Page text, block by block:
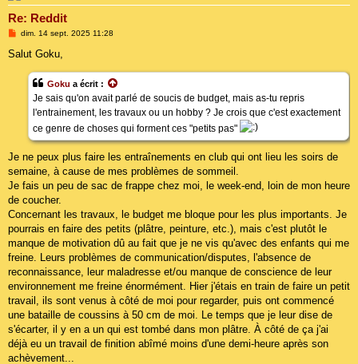
Re: Reddit
M
s
dim. 14 sept. 2025 11:28
Salut Goku,
Goku a écrit :
Je sais qu'on avait parlé de soucis de budget, mais as-tu repris
l'entrainement, les travaux ou un hobby ? Je crois que c'est exactement
ce genre de choses qui forment ces "petits pas"
Je ne peux plus faire les entraînements en club qui ont lieu les soirs de
semaine, à cause de mes problèmes de sommeil.
Je fais un peu de sac de frappe chez moi, le week-end, loin de mon heure
de coucher.
Concernant les travaux, le budget me bloque pour les plus importants. Je
pourrais en faire des petits (plâtre, peinture, etc.), mais c'est plutôt le
manque de motivation dû au fait que je ne vis qu'avec des enfants qui me
freine. Leurs problèmes de communication/disputes, l'absence de
reconnaissance, leur maladresse et/ou manque de conscience de leur
environnement me freine énormément. Hier j'étais en train de faire un petit
travail, ils sont venus à côté de moi pour regarder, puis ont commencé
une bataille de coussins à 50 cm de moi. Le temps que je leur dise de
s'écarter, il y en a un qui est tombé dans mon plâtre. À côté de ça j'ai
déjà eu un travail de finition abîmé moins d'une demi-heure après son
achèvement...